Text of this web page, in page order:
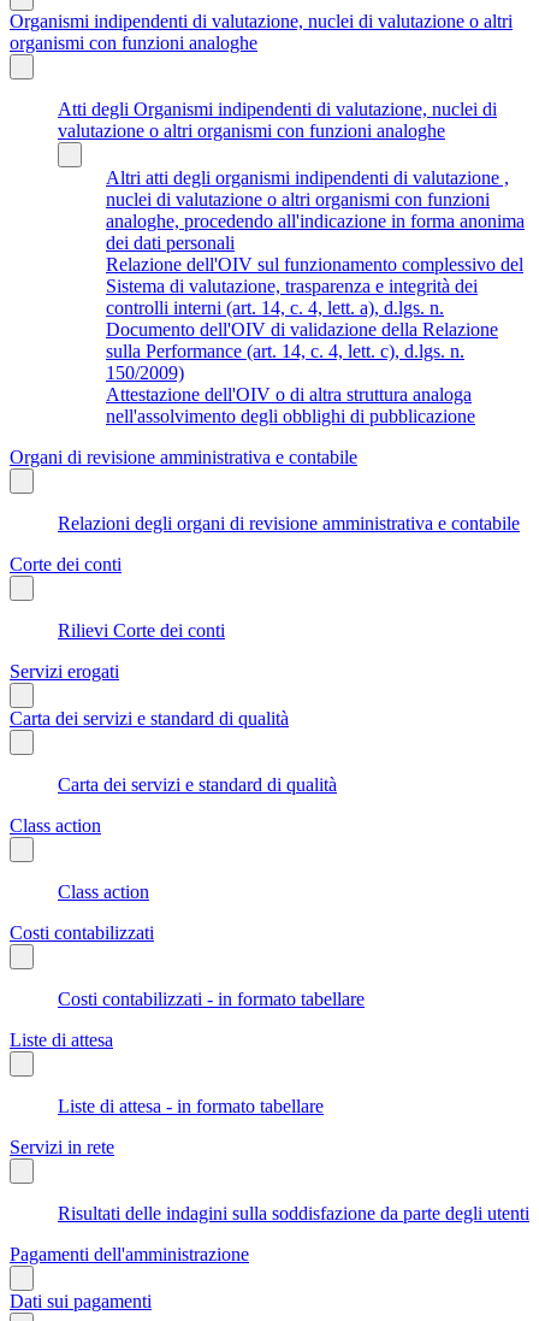
Organismi indipendenti di valutazione, nuclei di valutazione o altri
organismi con funzioni analoghe
Atti degli Organismi indipendenti di valutazione, nuclei di
valutazione o altri organismi con funzioni analoghe
Altri atti degli organismi indipendenti di valutazione ,
nuclei di valutazione o altri organismi con funzioni
analoghe, procedendo all'indicazione in forma anonima
dei dati personali
Relazione dell'OIV sul funzionamento complessivo del
Sistema di valutazione, trasparenza e integrità dei
controlli interni (art. 14, c. 4, lett. a), d.lgs. n.
Documento dell'OIV di validazione della Relazione
sulla Performance (art. 14, c. 4, lett. c), d.lgs. n.
150/2009)
Attestazione dell'OIV o di altra struttura analoga
nell'assolvimento degli obblighi di pubblicazione
Organi di revisione amministrativa e contabile
Relazioni degli organi di revisione amministrativa e contabile
Corte dei conti
Rilievi Corte dei conti
Servizi erogati
Carta dei servizi e standard di qualità
Carta dei servizi e standard di qualità
Class action
Class action
Costi contabilizzati
Costi contabilizzati - in formato tabellare
Liste di attesa
Liste di attesa - in formato tabellare
Servizi in rete
Risultati delle indagini sulla soddisfazione da parte degli utenti
Pagamenti dell'amministrazione
Dati sui pagamenti